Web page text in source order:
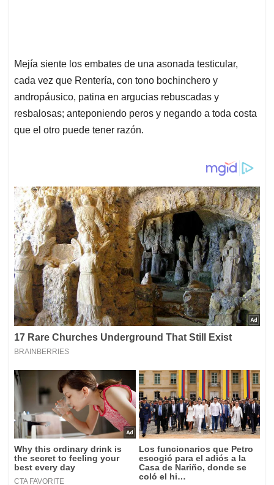
Mejía siente los embates de una asonada testicular,
cada vez que Rentería, con tono bochinchero y
andropáusico, patina en argucias rebuscadas y
resbalosas; anteponiendo peros y negando a toda costa
que el otro puede tener razón.